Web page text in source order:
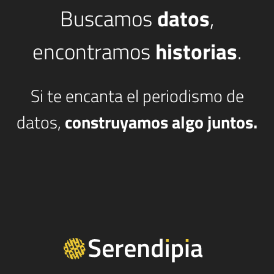
Buscamosdatos,
encontramos historias.
Si te encanta el periodismo de
datos, construyamos algo juntos.